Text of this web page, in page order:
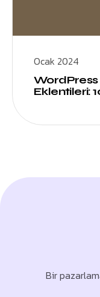
Ocak 2024
Eklentileri:
Bir